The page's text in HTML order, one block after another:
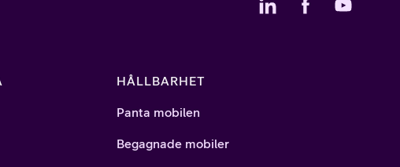
HÅLLBARHET
Panta mobilen
Begagnade mobiler